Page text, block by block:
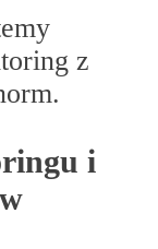
z
i